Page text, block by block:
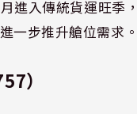
進入傳統貨運旺季
一步推升艙位需求。
）